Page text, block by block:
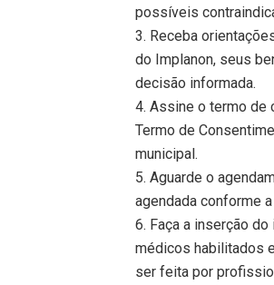
possíveis
3. Receba
do Implanon, seus
decisão informada.
4. Assine o termo de
Termo de
municipal.
5. Aguarde o
agendada conforme
6. Faça a inserção
médicos habilitados
ser feita por